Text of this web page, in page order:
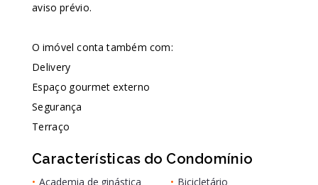
aviso prévio.
O imóvel conta também com:
Delivery
Espaço gourmet externo
Segurança
Terraço
Características do Condomínio
• Academia de ginástica • Bicicletário